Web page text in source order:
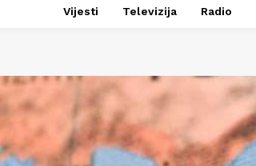
Vijesti Televizija Radio